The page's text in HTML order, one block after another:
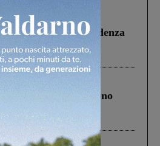
1 Agosto 2026
oltre la scadenza
d’Italia: “Un
in A1 in cui morirono
Lo schianto, il
sorpassi fra tir....